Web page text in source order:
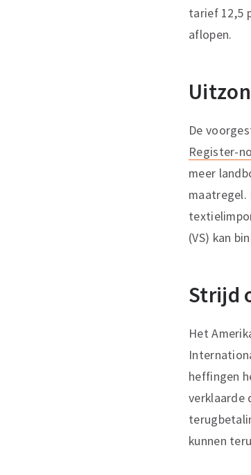
tarief 12,5
aflopen.
De
Register-
meer
maatregel.
(VS) kan
Strijd
Het
heffingen
verklaarde
kunnen